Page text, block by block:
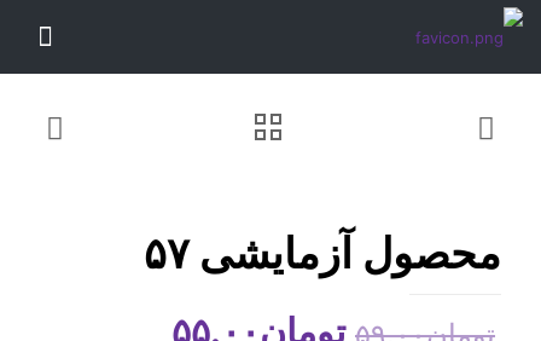
محصول آزمایشی ۵۷
قیمت
تومان۵۵.۰۰